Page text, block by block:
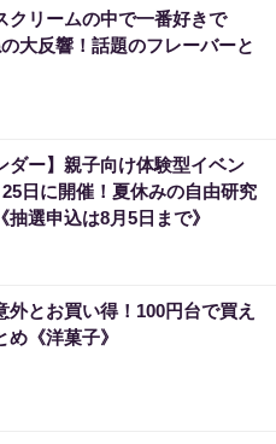
クリームの中で一番好きで
大反響！話題のフレーバーと
ダー】親子向け体験型イベン
25日に開催！夏休みの自由研究
抽選申込は8月5日まで》
外とお買い得！100円台で買え
め《洋菓子》